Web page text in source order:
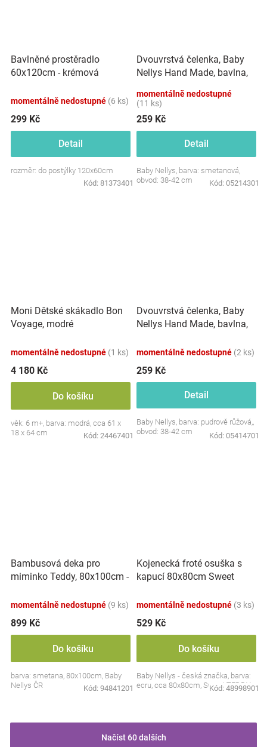
Bavlněné prostěradlo
60x120cm - krémová
momentálně nedostupné (6 ks)
299 Kč
Detail
rozměr: do postýlky 120x60cm
Kód: 81373401
Dvouvrstvá čelenka, Baby
Nellys Hand Made, bavlna,
80/98
momentálně nedostupné
(11 ks)
259 Kč
Detail
Baby Nellys, barva: smetanová,
obvod: 38-42 cm
Kód: 05214301
Moni Dětské skákadlo Bon
Voyage, modré
momentálně nedostupné (1 ks)
4 180 Kč
Do košíku
věk: 6 m+, barva: modrá, cca 61 x
18 x 64 cm
Kód: 24467401
Dvouvrstvá čelenka, Baby
Nellys Hand Made, bavlna,
růžová, 80/98
momentálně nedostupné (2 ks)
259 Kč
Detail
Baby Nellys, barva: pudrově růžová,,
obvod: 38-42 cm
Kód: 05414701
Bambusová deka pro
miminko Teddy, 80x100cm -
momentálně nedostupné (9 ks)
899 Kč
Do košíku
barva: smetana, 80x100cm, Baby
Nellys ČR
Kód: 94841201
Kojenecká froté osuška s
kapucí 80x80cm Sweet
momentálně nedostupné (3 ks)
529 Kč
Do košíku
Baby Nellys - česká značka, barva:
ecru, cca 80x80cm, Sweet TEDDY
Kód: 48998901
Načíst 60 dalších